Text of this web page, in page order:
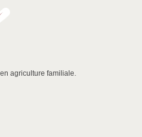
agriculture familiale.